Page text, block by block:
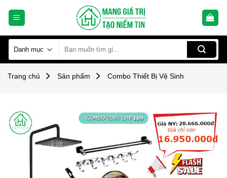
kiếm:
Trang chủ Sản phẩm Combo Thiết Bị Vệ Sinh